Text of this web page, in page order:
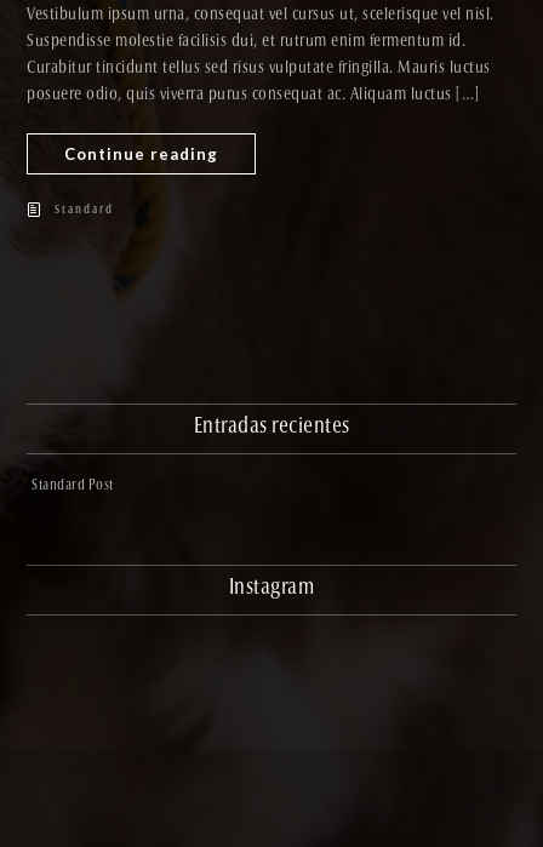
Vestibulum ipsum urna, consequat vel cursus ut, scelerisque vel nisl.
Suspendisse molestie facilisis dui, et rutrum enim fermentum id.
Curabitur tincidunt tellus sed risus vulputate fringilla. Mauris luctus
posuere odio, quis viverra purus consequat ac. Aliquam luctus […]
Continue reading
Standard
Entradas recientes
Standard Post
Instagram